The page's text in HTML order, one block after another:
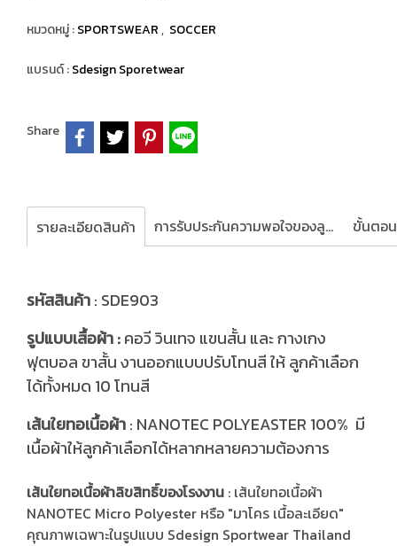
หมวดหมู่ :SPORTSWEAR, SOCCER
แบรนด์ :Sdesign Sporetwear
Share
รายละเอียดสินค้า การรับประกันความพอใจของลูกค้า
รหัสสินค้า: SDE903
รูปแบบเสื้อผ้า :คอวี วินเทจ แขนสั้น และ กางเกง
ฟุตบอล ขาสั้น งานออกแบบปรับโทนสี ให้ ลูกค้าเลือก
ได้ทั้งหมด 10 โทนสี
เส้นใยทอเนื้อผ้า: NANOTEC POLYEASTER 100% มี
เนื้อผ้าให้ลูกค้าเลือกได้หลากหลายความต้องการ
เส้นใยทอเนื้อผ้าลิขสิทธิ์ของโรงงาน : เส้นใยทอเนื้อผ้า
NANOTEC Micro Polyester หรือ "มาโคร เนื้อละเอียด"
คุณภาพเฉพาะในรูปแบบ Sdesign Sportwear Thailand